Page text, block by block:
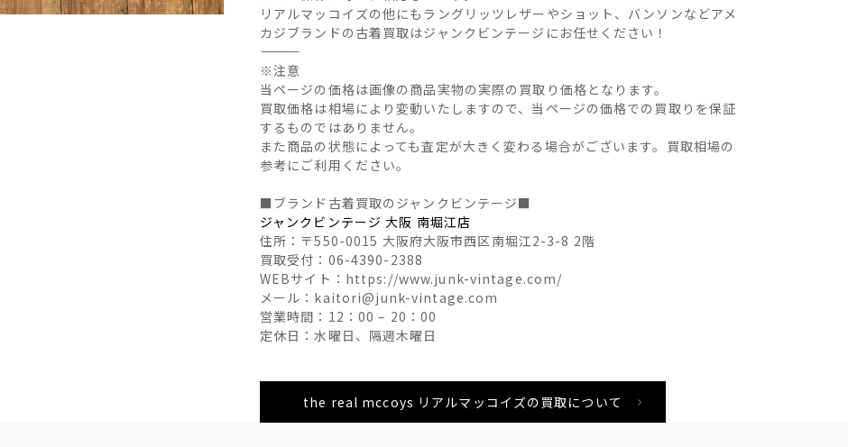
リアルマッコイズの他にもラングリッツレザーやショット、バンソンなどアメ
カジブランドの古着買取はジャンクビンテージにお任せください！
――――――――――――――
※注意
当ページの価格は画像の商品実物の実際の買取り価格となります。
買取価格は相場により変動いたしますので、当ページの価格での買取りを保証
するものではありません。
また商品の状態によっても査定が大きく変わる場合がございます。買取相場の
参考にご利用ください。
■ブランド古着買取のジャンクビンテージ■
ジャンクビンテージ 大阪 南堀江店
住所：〒550-0015 大阪府大阪市西区南堀江2-3-8 2階
買取受付：06-4390-2388
WEBサイト：https://www.junk-vintage.com/
メール：kaitori@junk-vintage.com
営業時間：12：00 – 20：00
定休日：水曜日、隔週木曜日
the real mccoys リアルマッコイズの買取について